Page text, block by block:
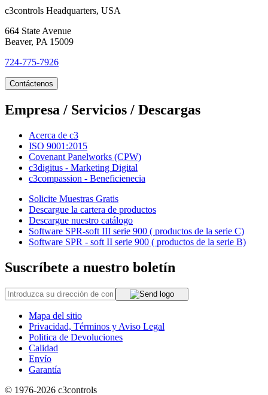
c3controls Headquarters, USA
664 State Avenue
Beaver, PA 15009
724-775-7926
Contáctenos
Empresa / Servicios / Descargas
Acerca de c3
ISO 9001:2015
Covenant Panelworks (CPW)
c3digitus - Marketing Digital
c3compassion - Beneficienecia
Solicite Muestras Gratis
Descargue la cartera de productos
Descargue nuestro catálogo
Software SPR-soft III serie 900 ( productos de la serie C)
Software SPR - soft II serie 900 ( productos de la serie B)
Suscríbete a nuestro boletín
Mapa del sitio
Privacidad, Términos y Aviso Legal
Politica de Devoluciones
Calidad
Envío
Garantía
© 1976-2026 c3controls